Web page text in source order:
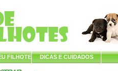
FILHOTE DICAS E CUIDADOS